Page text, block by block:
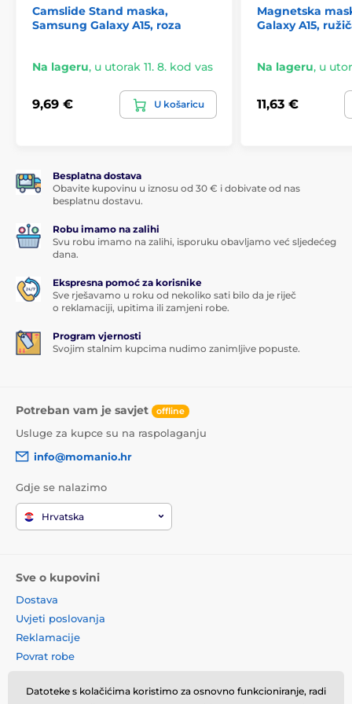
Camslide Stand maska,
Samsung Galaxy A15, roza
Na lageru, u utorak 11. 8. kod vas
9,69 € U košaricu
Magnetska
Galaxy A15,
Na lageru, u
11,63 €
Besplatna dostava
Obavite kupovinu u iznosu od 30 € i dobivate od nas
besplatnu dostavu.
Robu imamo na zalihi
Svu robu imamo na zalihi, isporuku obavljamo već sljedećeg
dana.
Ekspresna pomoć za korisnike
Sve rješavamo u roku od nekoliko sati bilo da je riječ
o reklamaciji, upitima ili zamjeni robe.
Program vjernosti
Svojim stalnim kupcima nudimo zanimljive popuste.
Potreban vam je savjet offline
Usluge za kupce su na raspolaganju
info@momanio.hr
Gdje se nalazimo
Hrvatska
Sve o kupovini
Dostava
Uvjeti poslovanja
Reklamacije
Povrat robe
Načela o korištenju kolačića
Datoteke s kolačićima koristimo za osnovno funkcioniranje, radi